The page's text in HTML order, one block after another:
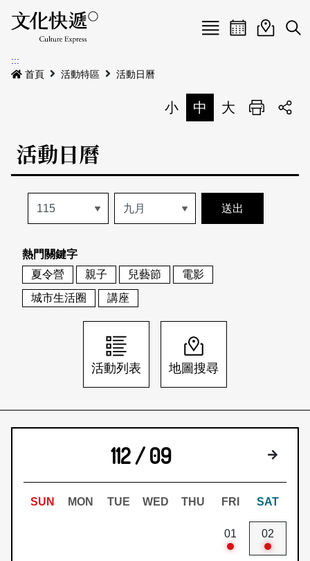
Menu
最新公告
本期專題
歷史專題
活動特區
活動列表
地圖搜尋
關於我們
關於我們
刊物索取地點
會員基本資料
刊登活動
網站導覽 English
日本語 登入/註冊
活動日曆活動地圖
展
:::
首頁
活動特區 活動日曆
小 中 大 列印
活動日曆
熱門關鍵字
夏令營
親子 兒藝節
電影
城市生活圈
講座
活動列表 地圖搜尋
112 / 09 下個月
SUN MON TUE WED THU FRI SAT
01 02